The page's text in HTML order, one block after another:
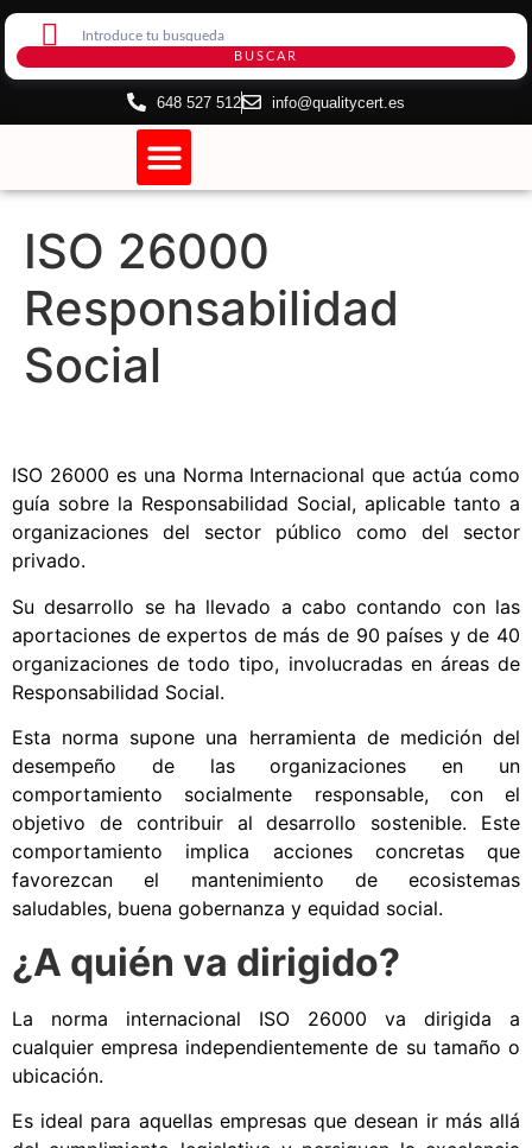
BUSCAR
648 527 512 info@qualitycert.es
ISO 26000
Responsabilidad
Social
ISO 26000 es una Norma Internacional que actúa como
guía sobre la Responsabilidad Social, aplicable tanto a
organizaciones del sector público como del sector
privado.
Su desarrollo se ha llevado a cabo contando con las
aportaciones de expertos de más de 90 países y de 40
organizaciones de todo tipo, involucradas en áreas de
Responsabilidad Social.
Esta norma supone una herramienta de medición del
desempeño de las organizaciones en un
comportamiento socialmente responsable, con el
objetivo de contribuir al desarrollo sostenible. Este
comportamiento implica acciones concretas que
favorezcan el mantenimiento de ecosistemas
saludables, buena gobernanza y equidad social.
¿A quién va dirigido?
La norma internacional ISO 26000 va dirigida a
cualquier empresa independientemente de su tamaño o
ubicación.
Es ideal para aquellas empresas que desean ir más allá